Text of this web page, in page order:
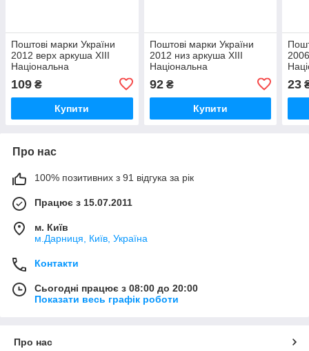
Поштові марки України
2012 верх аркуша ХІІІ
Національна
філателістична виставка
Укрфілексп-2012 Одеса
109 ₴
Купити
Поштові марки України
2012 низ аркуша ХІІІ
Національна
філателістична виставка
Укрфілексп-2012 Одеса
92₴
Купити
23
Про нас
100% позитивних з 91 відгука за рік
Працює з 15.07.2011
м. Київ
м.Дарниця, Київ, Україна
Контакти
Сьогодні працює з 08:00 до 20:00
Показати весь графік роботи
Про нас